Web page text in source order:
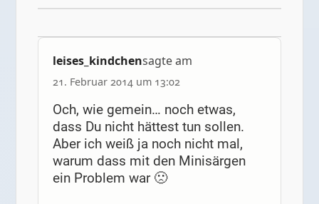
leises_kindchensagte am
21. Februar 2014 um 13:02
Och, wie gemein… noch etwas,
dass Du nicht hättest tun sollen.
Aber ich weiß ja noch nicht mal,
warum dass mit den Minisärgen
ein Problem war 🙁